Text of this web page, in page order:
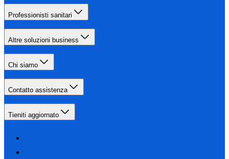
Professionisti sanitari
Altre soluzioni business
Chi siamo
Contatto assistenza
Tieniti aggiornato